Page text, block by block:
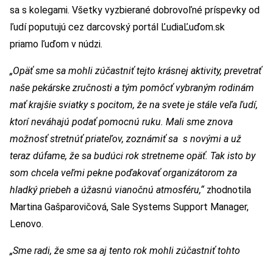
sa s kolegami. Všetky vyzbierané dobrovoľné príspevky od
ľudí poputujú cez darcovský portál ĽudiaĽuďom.sk
priamo ľuďom v núdzi.
„Opäť sme sa mohli zúčastniť tejto krásnej aktivity, prevetrať
naše pekárske zručnosti a tým pomôcť vybraným rodinám
mať krajšie sviatky s pocitom, že na svete je stále veľa ľudí,
ktorí neváhajú podať pomocnú ruku. Mali sme znova
možnosť stretnúť priateľov, zoznámiť sa s novými a už
teraz dúfame, že sa budúci rok stretneme opäť. Tak isto by
som chcela veľmi pekne poďakovať organizátorom za
hladký priebeh a úžasnú vianočnú atmosféru,“zhodnotila
Martina Gašparovičová, Sale Systems Support Manager,
Lenovo.
„Sme radi, že sme sa aj tento rok mohli zúčastniť tohto